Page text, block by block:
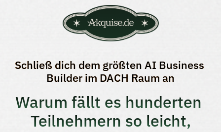
Schließ dich dem größten AI
Builder im DACH Raum an
Warum fällt es hunderten
Teilnehmern so leicht,